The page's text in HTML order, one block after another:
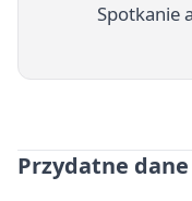
Spotkanie
Przydatne